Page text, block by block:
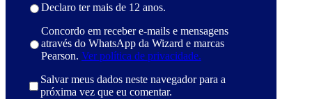
Declaro ter mais de 12 anos.
Concordo em receber e-mails e mensagens
através do WhatsApp da Wizard e marcas
Pearson. Ver política de privacidade.
Salvar meus dados neste navegador para a
próxima vez que eu comentar.